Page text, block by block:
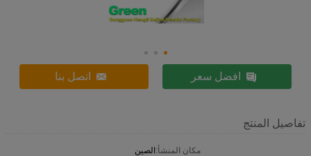
افضل سعر اتصل بنا
تفاصيل المنتج
مكان المنشأ:الصين